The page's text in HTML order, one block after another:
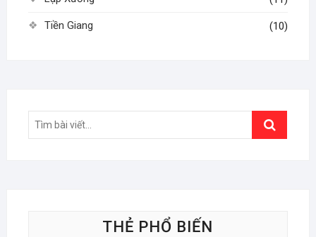
Tiền Giang (10)
Search
THẺ PHỔ BIẾN